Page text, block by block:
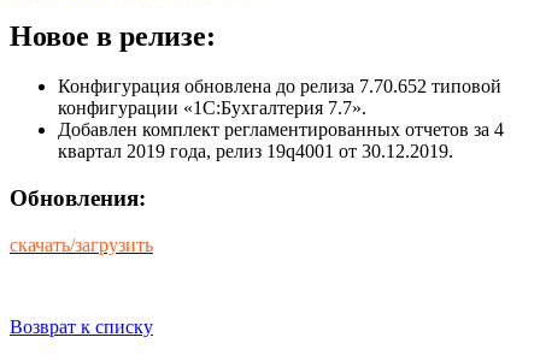
Новое в релизе:
Конфигурация обновлена до релиза 7.70.652 типовой
конфигурации «1С:Бухгалтерия 7.7».
Добавлен комплект регламентированных отчетов за 4
квартал 2019 года, релиз 19q4001 от 30.12.2019.
Обновления:
скачать/загрузить
Возврат к списку